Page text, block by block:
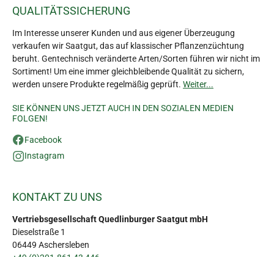
QUALITÄTSSICHERUNG
Im Interesse unserer Kunden und aus eigener Überzeugung
verkaufen wir Saatgut, das auf klassischer Pflanzenzüchtung
beruht. Gentechnisch veränderte Arten/Sorten führen wir nicht im
Sortiment! Um eine immer gleichbleibende Qualität zu sichern,
werden unsere Produkte regelmäßig geprüft. Weiter...
SIE KÖNNEN UNS JETZT AUCH IN DEN SOZIALEN MEDIEN
FOLGEN!
Facebook
Instagram
KONTAKT ZU UNS
Vertriebsgesellschaft Quedlinburger Saatgut mbH
Dieselstraße 1
06449 Aschersleben